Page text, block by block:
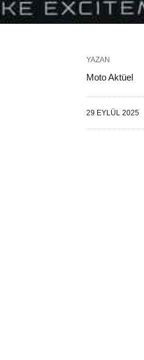
YAZAN
Moto Aktüel
29 EYLÜL 2025